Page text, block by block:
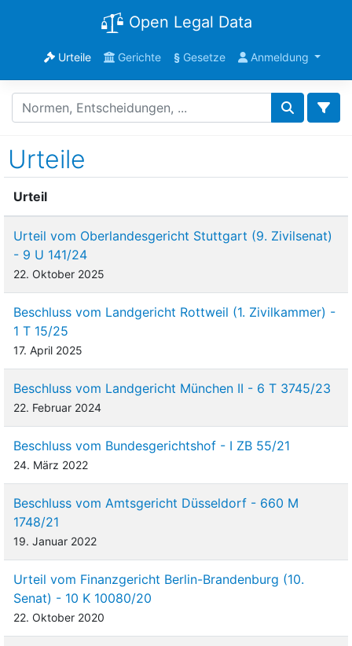
Open Legal Data
Urteile Gerichte §Gesetze Anmeldung
Urteile
Urteil
Urteil vom Oberlandesgericht Stuttgart (9. Zivilsenat)
- 9 U 141/24
22. Oktober 2025
Beschluss vom Landgericht Rottweil (1. Zivilkammer) -
1 T 15/25
17. April 2025
Beschluss vom Landgericht München II - 6 T 3745/23
22. Februar 2024
Beschluss vom Bundesgerichtshof - I ZB 55/21
24. März 2022
Beschluss vom Amtsgericht Düsseldorf - 660 M
1748/21
19. Januar 2022
Urteil vom Finanzgericht Berlin-Brandenburg (10.
Senat) - 10 K 10080/20
22. Oktober 2020